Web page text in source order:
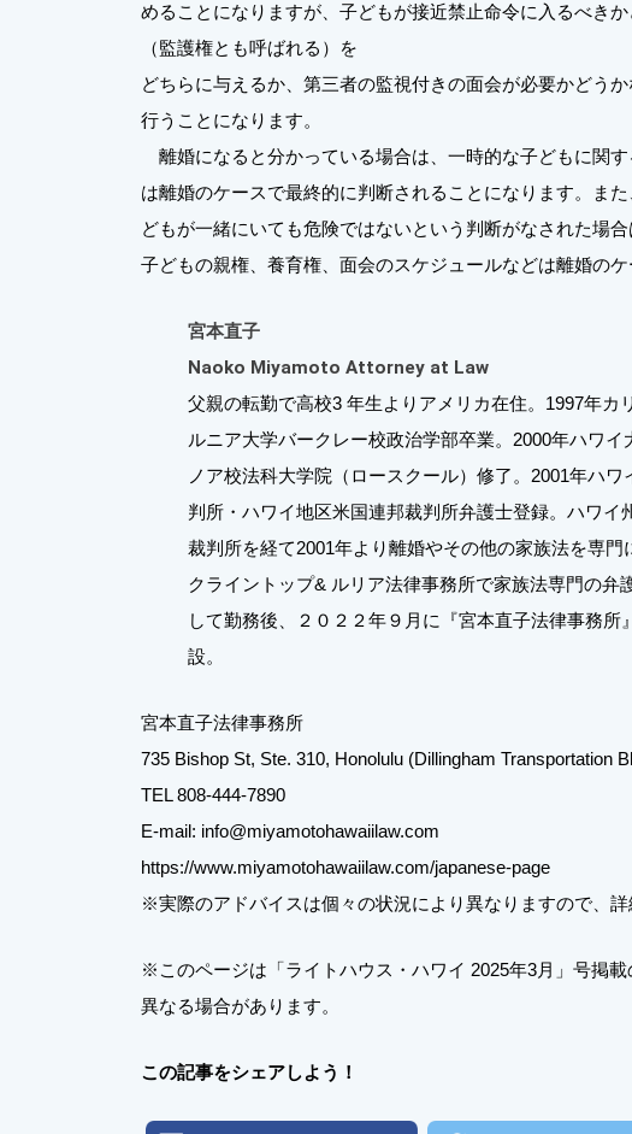
めることになりますが、子どもが接近禁止命令に入るべき
（監護権とも呼ばれる）を
どちらに与えるか、第三者の監視付きの面会が必要かどう
行うことになります。
離婚になると分かっている場合は、一時的な子どもに関
は離婚のケースで最終的に判断されることになります。ま
どもが一緒にいても危険ではないという判断がなされた場
子どもの親権、養育権、面会のスケジュールなどは離婚のケ
宮本直子
Naoko Miyamoto Attorney at Law
父親の転勤で高校3 年生よりアメリカ在住。1997年カ
ルニア大学バークレー校政治学部卒業。2000年ハワイ
ノア校法科大学院（ロースクール）修了。2001年ハワ
判所・ハワイ地区米国連邦裁判所弁護士登録。ハワイ
裁判所を経て2001年より離婚やその他の家族法を専門
クライントップ& ルリア法律事務所で家族法専門の弁
して勤務後、２０２２年９月に『宮本直子法律事務所
設。
宮本直子法律事務所
735 Bishop St, Ste. 310, Honolulu (Dillingham Transportation
TEL 808-444-7890
E-mail: info@miyamotohawaiilaw.com
https://www.miyamotohawaiilaw.com/japanese-page
※実際のアドバイスは個々の状況により異なりますので、詳
※このページは「ライトハウス・ハワイ 2025年3月」号掲
異なる場合があります。
この記事をシェアしよう！